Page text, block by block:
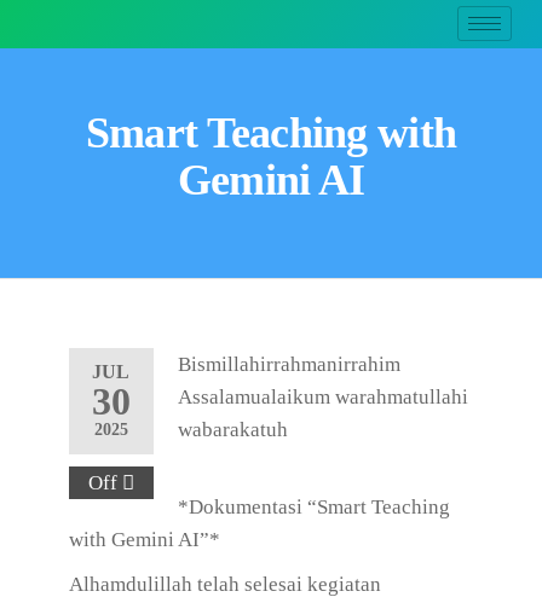
Smart Teaching with
Gemini AI
JUL
30
2025
Off
Bismillahirrahmanirrahim
Assalamualaikum warahmatullahi
wabarakatuh
*Dokumentasi “Smart Teaching
with Gemini AI”*
Alhamdulillah telah selesai kegiatan